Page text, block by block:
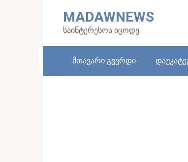
MADAWNEWS
საინტერესოა იცოდე
მთავარი გვერდი